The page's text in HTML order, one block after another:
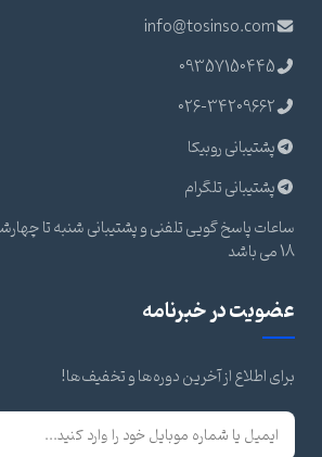
info@tosinso.com
09357150445
026-34209662
پشتیبانی روبیکا
پشتیبانی تلگرام
18 می باشد
عضویت در خبرنامه
برای اطلاع از آخرین دوره‌ها و تخفیف‌ها!